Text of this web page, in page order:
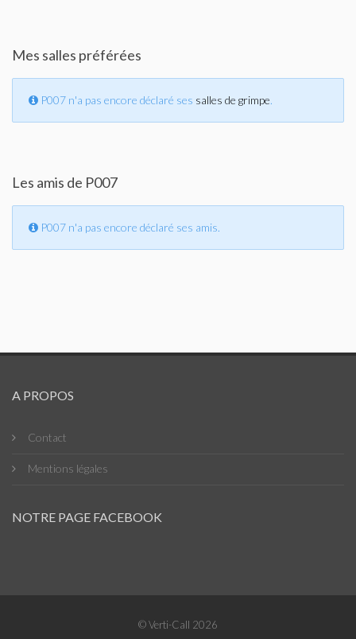
Mes salles préférées
P007 n'a pas encore déclaré ses salles de grimpe.
Les amis de P007
P007 n'a pas encore déclaré ses amis.
A PROPOS
Contact
Mentions légales
NOTRE PAGE FACEBOOK
© Verti-Call 2026